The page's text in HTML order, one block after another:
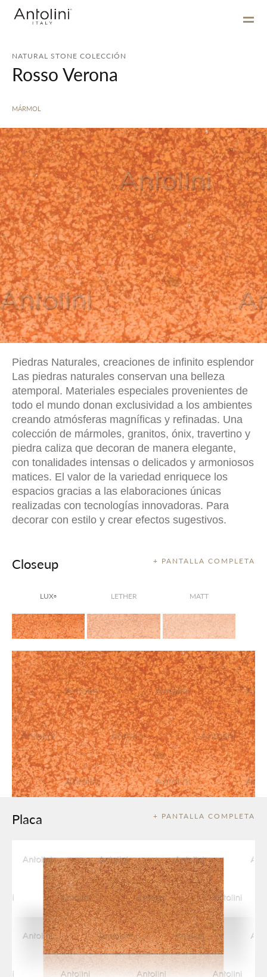
NATURAL STONE COLECCIÓN
Rosso Verona
MÁRMOL
Piedras Naturales, creaciones de infinito esplendor
Las piedras naturales conservan una belleza
atemporal. Materiales especiales provenientes de
todo el mundo donan exclusividad a los ambientes
creando atmósferas magníficas y refinadas. Una
colección de mármoles, granitos, ónix, travertino y
piedra caliza que decoran de manera elegante,
con tonalidades intensas o delicados y armoniosos
matices. El valor de la variedad enriquece los
espacios gracias a las elaboraciones únicas
realizadas con tecnologías innovadoras. Para
decorar con estilo y crear efectos sugestivos.
+ PANTALLA COMPLETA
Closeup
LUX® LETHER MATT
+ PANTALLA COMPLETA
Placa